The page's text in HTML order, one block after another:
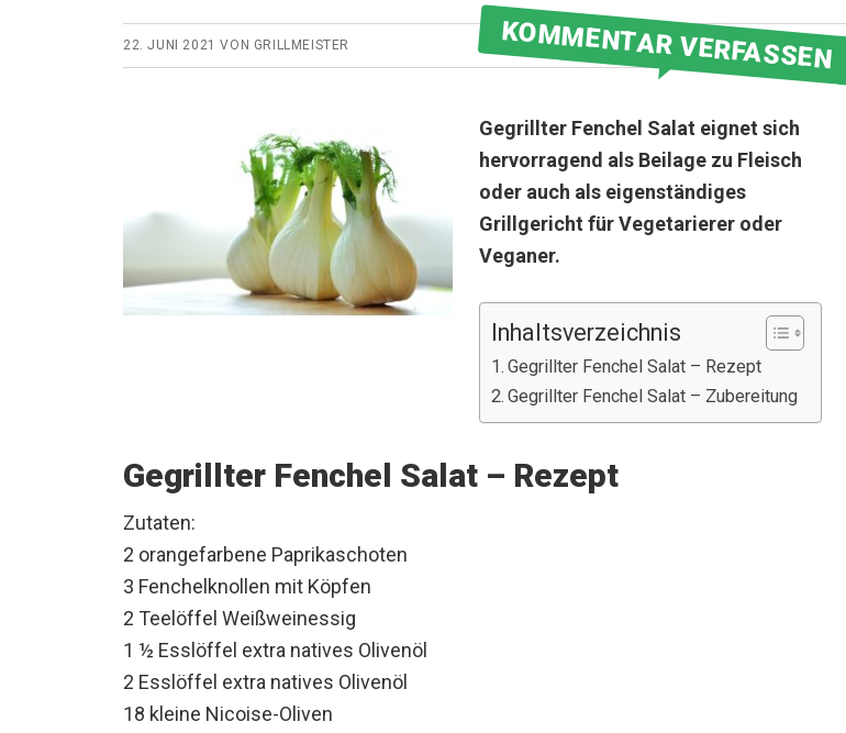
22. JUNI 2021 VON GRILLMEISTER KOMMENTAR VERFASSEN
Gegrillter Fenchel Salat eignet sich
hervorragend als Beilage zu Fleisch
oder auch als eigenständiges
Grillgericht für Vegetarierer oder
Veganer.
Inhaltsverzeichnis
Gegrillter Fenchel Salat – Rezept
Gegrillter Fenchel Salat – Zubereitung
Gegrillter Fenchel Salat – Rezept
Zutaten:
2 orangefarbene Paprikaschoten
3 Fenchelknollen mit Köpfen
2 Teelöffel Weißweinessig
1 ½ Esslöffel extra natives Olivenöl
2 Esslöffel extra natives Olivenöl
18 kleine Nicoise-Oliven